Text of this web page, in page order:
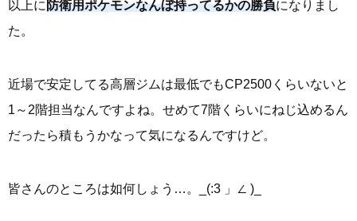
以上に防衛用ポケモンなんぼ持ってるかの勝負になりまし
た。
近場で安定してる高層ジムは最低でもCP2500くらいないと
1～2階担当なんですよね。せめて7階くらいにねじ込めるん
だったら積もうかなって気になるんですけど。
皆さんのところは如何しょう…。_(:3 」∠ )_